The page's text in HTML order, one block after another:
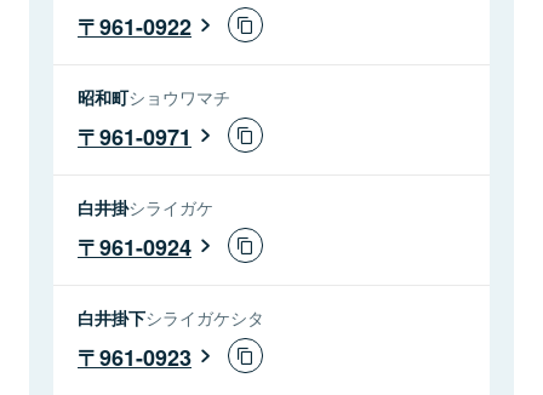
961-0922
昭和町ショウワマチ
961-0971
白井掛シライガケ
961-0924
白井掛下シライガケシタ
961-0923